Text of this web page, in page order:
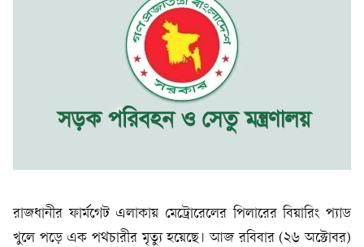
রাজধানীর ফার্মগেট এলাকায় মেট্রোরেলের পিলারের বিয়ারিং প্যাড
খুলে পড়ে এক পথচারীর মৃত্যু হয়েছে। আজ রবিবার (২৬ অক্টোবর)